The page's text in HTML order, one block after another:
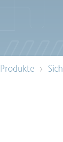
Produkte ›